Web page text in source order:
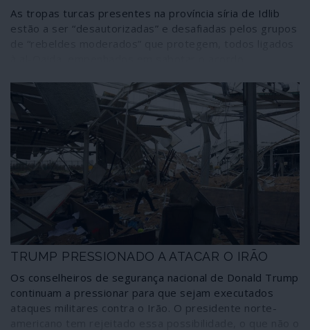
As tropas turcas presentes na província síria de Idlib
estão a ser “desautorizadas” e desafiadas pelos grupos
presidentes Erdogan e Putin.
TRUMP PRESSIONADO A ATACAR O IRÃO
Os conselheiros de segurança nacional de Donald Trump
continuam a pressionar para que sejam executados
ataques militares contra o Irão. O presidente norte-